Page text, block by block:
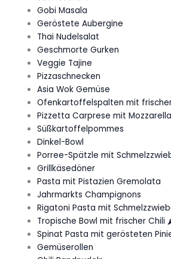
Gobi Masala
Geröstete Aubergine
Thai Nudelsalat
Geschmorte Gurken
Veggie Tajine
Pizzaschnecken
Asia Wok Gemüse
Ofenkartoffelspalten mit
Pizzetta Carprese mit Mozzarella
Süßkartoffelpommes
Dinkel-Bowl
Porree-Spätzle mit
Grillkäsedöner
Pasta mit Pistazien Gremolata
Jahrmarkts Champignons
Rigatoni Pasta mit
Tropische Bowl mit frischer Chili
Spinat Pasta mit gerösteten
Gemüserollen